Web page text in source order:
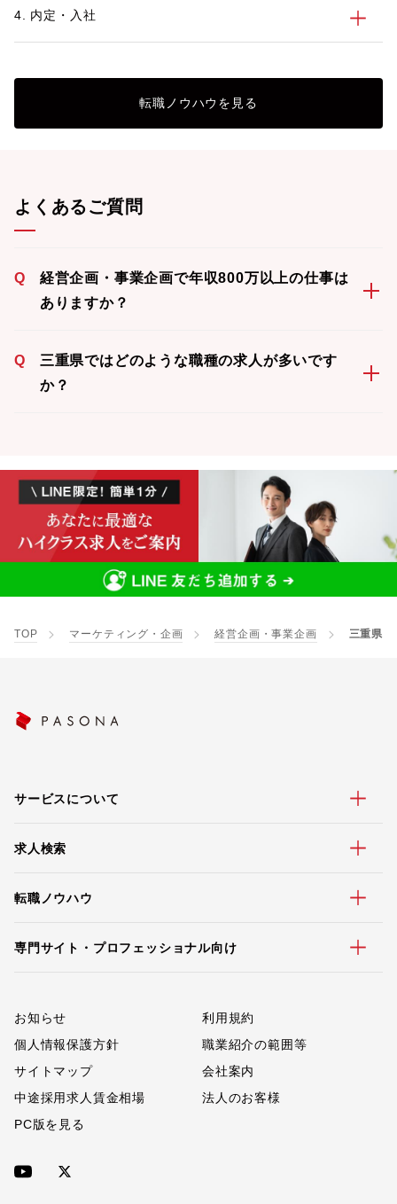
提供をさせていただきますので、お気軽に
ご相談ください。
アに関するご相談
可能ですので、お
4. 内定・入社
転職ノウハウを見る
よくあるご質問
Q
経営企画・事業企画で年収800万以上の仕事は
ありますか？
Q
三重県ではどのような職種の求人が多いです
か？
TOP マーケティング・企画 経営企画・事業企画 三重県
サービスについて
求人検索
転職ノウハウ
専門サイト・プロフェッショナル向け
お知らせ
利用規約
個人情報保護方針
職業紹介の範囲等
サイトマップ
会社案内
中途採用求人賃金相場
法人のお客様
PC版を見る